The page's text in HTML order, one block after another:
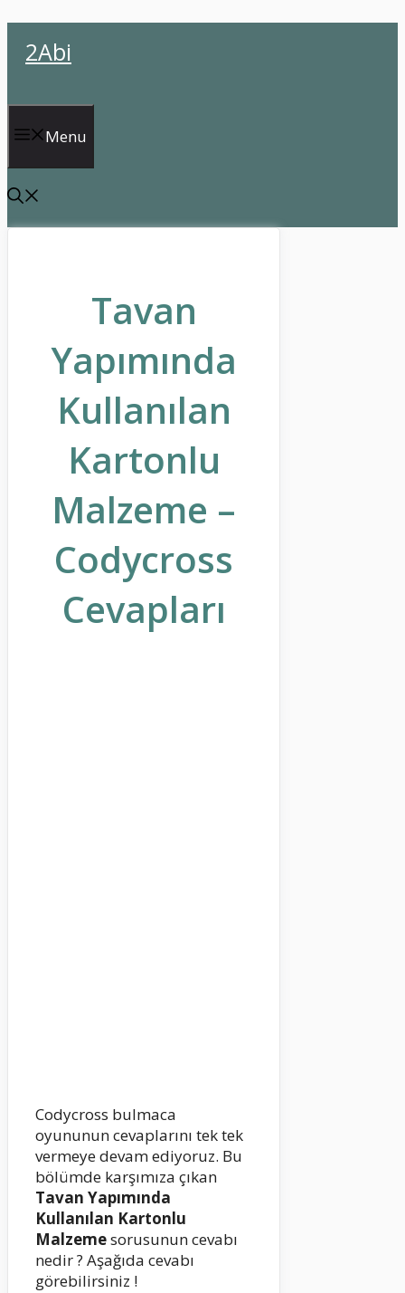
atla2Abi
Menu
Tavan
Yapımında
Kullanılan
Kartonlu
Malzeme –
Codycross
Cevapları
Codycross bulmaca
oyununun cevaplarını tek tek
vermeye devam ediyoruz. Bu
bölümde karşımıza çıkan
Tavan Yapımında
Kullanılan Kartonlu
Malzemesorusunun cevabı
nedir ? Aşağıda cevabı
görebilirsiniz !